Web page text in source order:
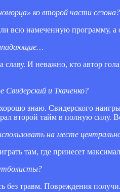
ко второй части сезона?
всю намеченную программу, а
славу. И неважно, кто автор
Свидерский и Ткаченко?
знаю. Свидерского
второй тайм в полную силу.
на месте
там, где принесет
без травм. Повреждения